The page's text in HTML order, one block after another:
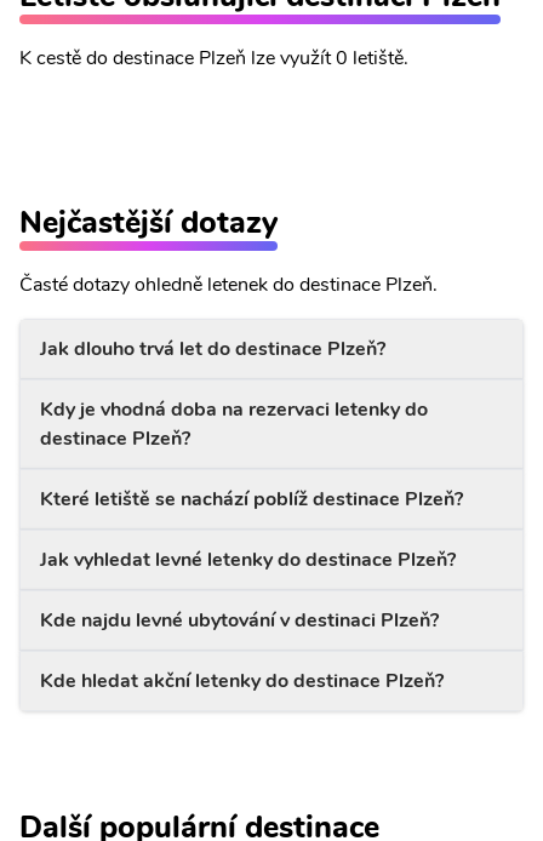
K cestě do destinace Plzeň lze využít 0 letiště.
Nejčastější dotazy
Časté dotazy ohledně letenek do destinace Plzeň.
Jak dlouho trvá let do destinace Plzeň?
Kdy je vhodná doba na rezervaci letenky do
destinace Plzeň?
Které letiště se nachází poblíž destinace Plzeň?
Jak vyhledat levné letenky do destinace Plzeň?
Kde najdu levné ubytování v destinaci Plzeň?
Kde hledat akční letenky do destinace Plzeň?
Další populární destinace